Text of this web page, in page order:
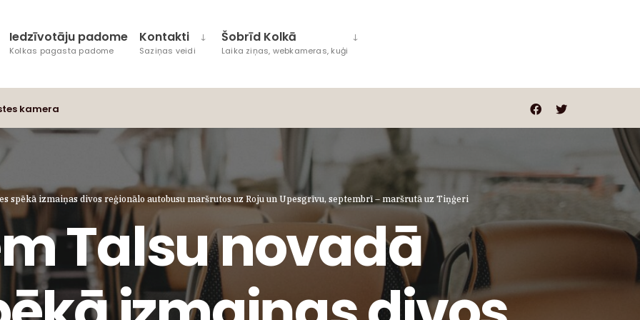
Iedzīvotāju padome
Kolkas pagasta padome
Kontakti
Saziņas veidi
Šobrīd Kolkā
Laika ziņas, webkameras, kuģi
kamera
spēkā izmaiņas divos reģionālo autobusu maršrutos uz Roju un Upesgrīvu, septembrī – maršrutā uz Tiņģeri
Talsu novadā